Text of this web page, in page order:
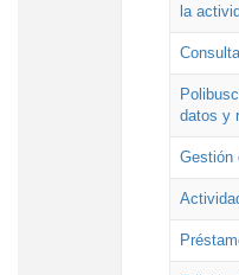
la
datos y
Gestión